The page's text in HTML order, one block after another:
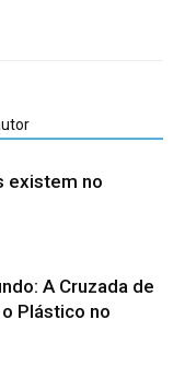
existem no
A Cruzada de
Plástico no